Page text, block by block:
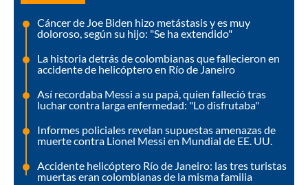
Cáncer de Joe Biden hizo metástasis y es muy
doloroso, según su hijo: "Se ha extendido"
La historia detrás de colombianas que fallecieron en
accidente de helicóptero en Río de Janeiro
Así recordaba Messi a su papá, quien falleció tras
luchar contra larga enfermedad: "Lo disfrutaba"
Informes policiales revelan supuestas amenazas de
muerte contra Lionel Messi en Mundial de EE. UU.
Accidente helicóptero Río de Janeiro: las tres turistas
muertas eran colombianas de la misma familia